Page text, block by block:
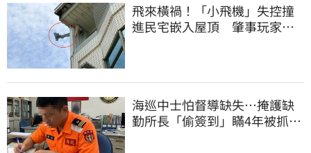
飛來橫禍！「小飛機」失控撞
進民宅嵌入屋頂 肇事玩家疑
海巡中士怕督導缺失…掩護缺
勤所長「偷簽到」瞞4年被抓